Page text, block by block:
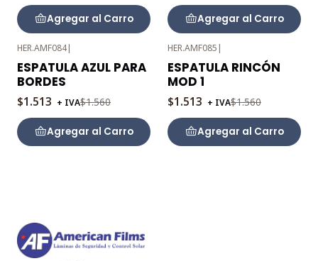
Agregar al Carro Agregar al Carro
-3%
OFF
HER.AMF084|
ESPATULA AZUL PARA
BORDES
$1.513 + IVA$1.560
Agregar al Carro
-3%
OFF
HER.AMF085 |
ESPATULA RINCÓN
MOD 1
$1.513 + IVA$1.560
Agregar al Carro